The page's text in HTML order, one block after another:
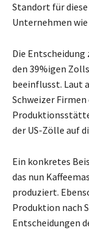
Standort für
Unternehmen
Die
den 39%igen
beeinflusst. Laut
Schweizer
der US-Zölle auf
Ein konkretes
das nun
produziert.
Produktion nach
Entscheidungen